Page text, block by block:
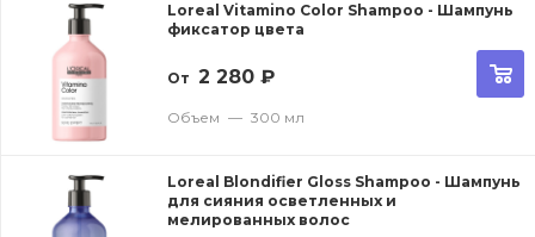
Loreal Vitamino Color Shampoo - Шампунь
фиксатор цвета
От 2 280 ₽
Объем — 300 мл
Loreal Blondifier Gloss Shampoo - Шампунь
для сияния осветленных и
мелированных волос